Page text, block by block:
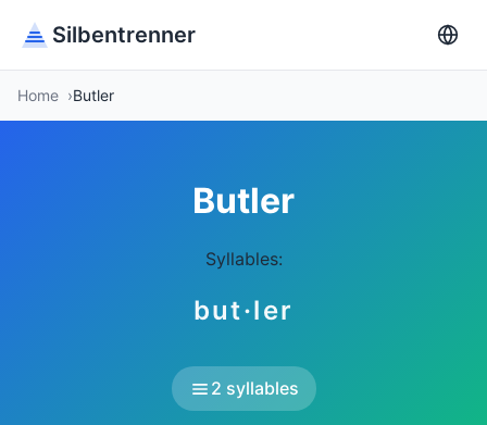
Silbentrenner
Home Butler
Butler
Syllables:
but·ler
2 syllables